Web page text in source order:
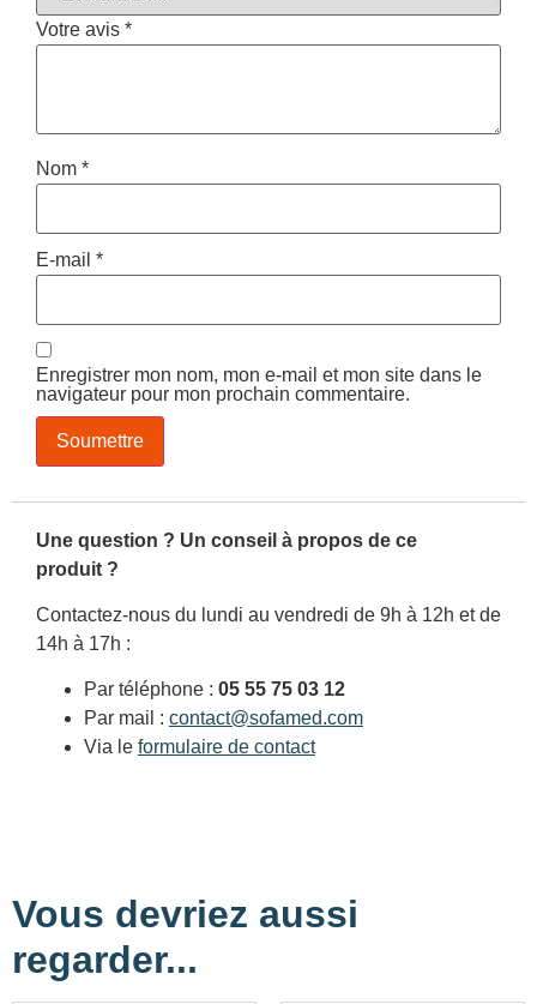
Votre avis *
Nom *
E-mail *
Enregistrer mon nom, mon e-mail et mon site dans le
navigateur pour mon prochain commentaire.
Une question ? Un conseil à propos de ce
produit ?
Contactez-nous du lundi au vendredi de 9h à 12h et de
14h à 17h :
Par téléphone : 05 55 75 03 12
Par mail : contact@sofamed.com
Via le formulaire de contact
Vous devriez aussi
regarder...